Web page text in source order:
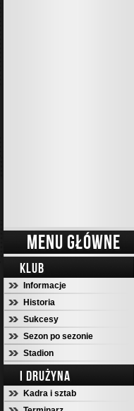
MENU GŁÓWNE
KLUB
Informacje
Historia
Sukcesy
Sezon po sezonie
Stadion
I DRUŻYNA
Kadra i sztab